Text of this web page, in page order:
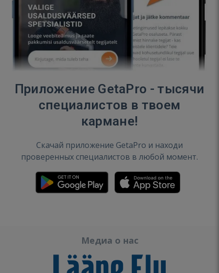
Приложение GetaPro - тысячи
специалистов в твоем
кармане!
Скачай приложение GetaPro и находи
проверенных специалистов в любой момент.
Медиа о нас